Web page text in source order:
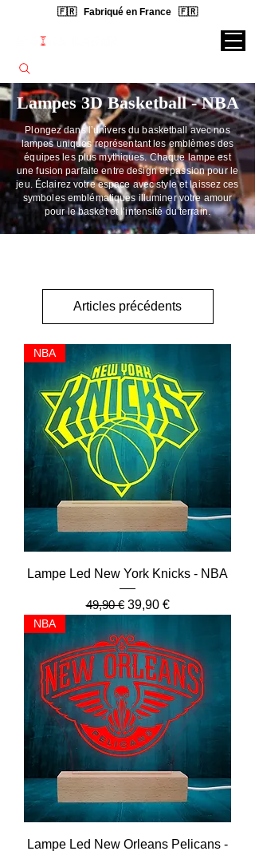
🇫🇷 Fabriqué en France 🇫🇷
Lampes 3D Basketball - NBA
Plongez dans l’univers du basketball avec nos
lampes uniques représentant les emblèmes des
équipes les plus mythiques. Chaque lampe est
une fusion parfaite entre design et passion pour le
jeu. Éclairez votre espace avec style et laissez ces
symboles emblématiques illuminer votre amour
pour le basket et l’intensité du terrain.
Articles précédents
NBA
Lampe Led New York Knicks - NBA
Prix original
49,90 € Prix promotionnel
39,90 €
NBA
Lampe Led New Orleans Pelicans -